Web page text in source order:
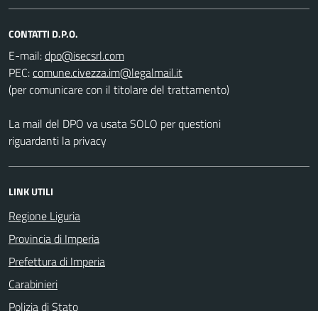
CONTATTI D.P.O.
E-mail:
PEC:
(per comunicare con il titolare del trattamento)
La mail del DPO va usata SOLO per questioni
riguardanti la privacy
LINK UTILI
Regione Liguria
Provincia di Imperia
Prefettura di Imperia
Carabinieri
Polizia di Stato